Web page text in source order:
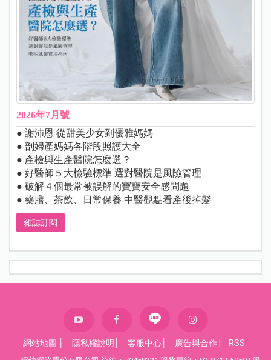
2026年7月號
● 謝沛恩 從甜美少女到優雅媽媽
● 剖婦產媽媽各階段照護大全
● 產檢與生產醫院怎麼選？
● 好醫師５大檢驗標準 選對醫院是風險管理
● 破解４個最常被誤解的寶寶安全感問題
● 藥膳、茶飲、日常保養 中醫觀點看產後掉髮
雜誌訂閱
網站地圖 隱私權說明 客服中心 廣告與合作 RSS